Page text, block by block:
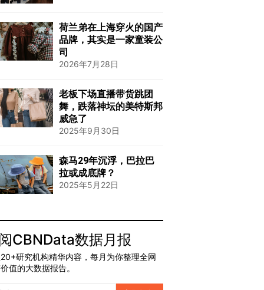
荷兰弟在上海穿火的国产
品牌，其实是一家童装公
司
2026年7月28日
老板下场直播带货跳团
舞，跌落神坛的美特斯邦
威急了
2025年9月30日
森马29年沉浮，巴拉巴
拉或成底牌？
2025年5月22日
CBNData数据月报
研究机构精华内容，每月为你整理全网
值的大数据报告。